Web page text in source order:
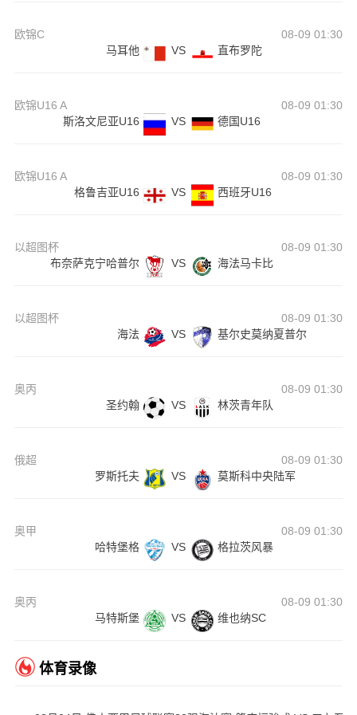
欧锦C
08-09 01:30
马耳他
VS 直布罗陀
欧锦U16 A
08-09 01:30
斯洛文尼亚U16
VS 德国U16
欧锦U16 A
08-09 01:30
格鲁吉亚U16
VS 西班牙U16
以超图杯
08-09 01:30
布奈萨克宁哈普尔
VS 海法马卡比
以超图杯
08-09 01:30
海法
VS 基尔史莫纳夏普尔
奥丙
08-09 01:30
圣约翰
VS 林茨青年队
俄超
08-09 01:30
罗斯托夫
VS 莫斯科中央陆军
奥甲
08-09 01:30
哈特堡格
VS 格拉茨风暴
奥丙
08-09 01:30
马特斯堡
VS 维也纳SC
体育录像